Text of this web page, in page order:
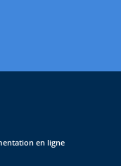
en ligne